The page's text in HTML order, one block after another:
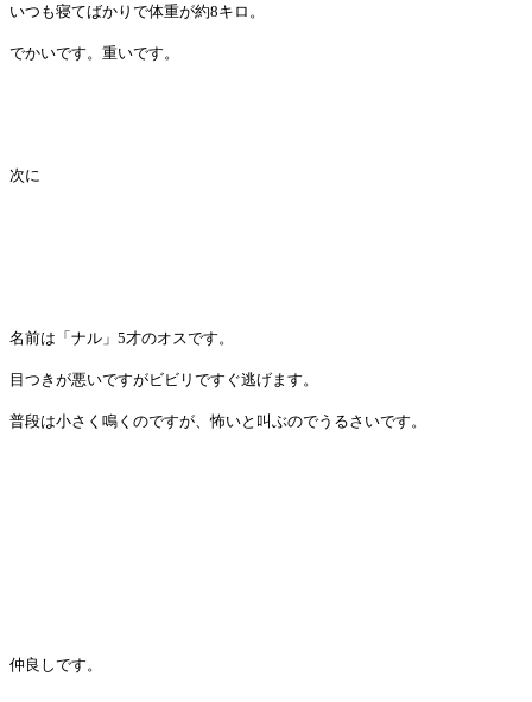
いつも寝てばかりで体重が約8キロ。
でかいです。重いです。
次に
名前は「ナル」 5才のオスです。
目つきが悪いですがビビリですぐ逃げます。
普段は小さく鳴くのですが、怖いと叫ぶのでうるさいです。
仲良しです。